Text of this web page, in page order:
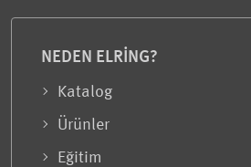
NEDEN ELRING?
Katalog
Ürünler
Eğitim